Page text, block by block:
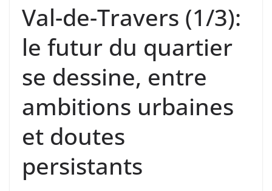
Val-de-Travers (1/3):
le futur du quartier
se dessine, entre
ambitions urbaines
et doutes
persistants